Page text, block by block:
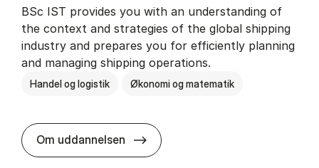
BSc IST provides you with an understanding of
the context and strategies of the global shipping
industry and prepares you for efficiently planning
and managing shipping operations.
Handel og logistik Økonomi og matematik
Om uddannelsen BSc in In­ter­na­tion­al Ship­ping